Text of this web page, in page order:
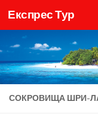
Skip to content
Експрес Тур
СОКРОВИЩА ШРИ-